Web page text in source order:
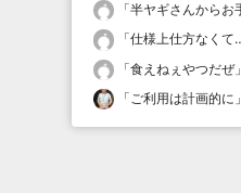
「半ヤギさんからお
「仕様上仕方なくて
「食えねぇやつだぜ」
「 ご利用は計画的に 」